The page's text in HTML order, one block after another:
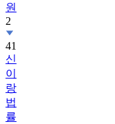
원
2
41
신
이
랑
법
률